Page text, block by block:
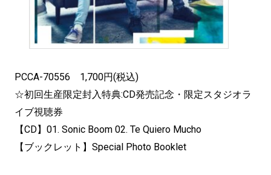
PCCA-70556 1,700円(税込)
☆初回生産限定封入特典:CD発売記念・限定スタジオラ
イブ視聴券
【CD】01. Sonic Boom 02. Te Quiero Mucho
【ブックレット】Special Photo Booklet